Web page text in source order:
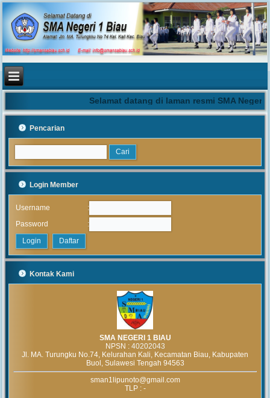
Selamat datang di laman resmi SMA
Pencarian
Login Member
Username
:
Password
:
Kontak Kami
SMA NEGERI 1 BIAU
NPSN : 40202043
Jl. MA. Turungku No.74, Kelurahan Kali, Kecamatan Biau, Kabupaten
Buol, Sulawesi Tengah 94563
sman1lipunoto@gmail.com
TLP : -